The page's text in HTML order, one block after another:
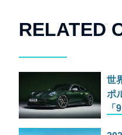
RELATED
世
ポ